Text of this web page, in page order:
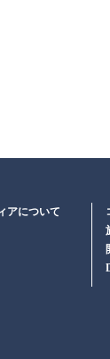
アについて